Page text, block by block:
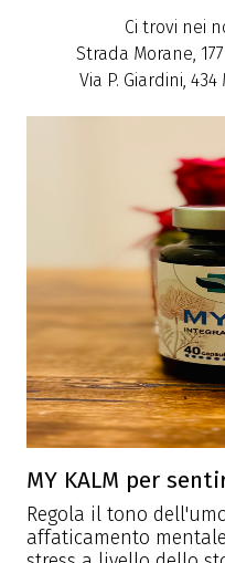
Ci trovi nei
Strada Morane,
Via P. Giardini,
MY KALM per
Regola il tono
affaticamento